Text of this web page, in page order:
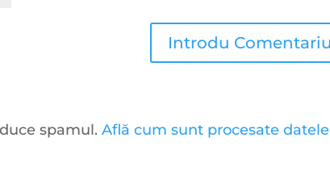
spamul.Află cum sunt procesate datele